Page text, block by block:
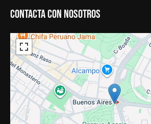
Contacta con nosotros